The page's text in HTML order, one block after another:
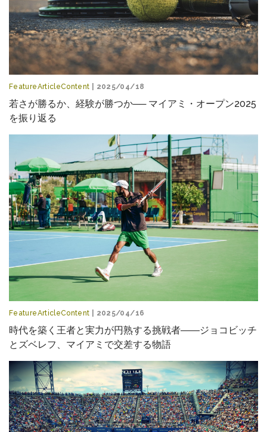
FeatureArticleContent | 2025/04/18
若さが勝るか、経験が勝つか── マイアミ・オープン2025
を振り返る
FeatureArticleContent | 2025/04/16
時代を築く王者と実力が円熟する挑戦者――ジョコビッチ
とズベレフ、マイアミで交差する物語